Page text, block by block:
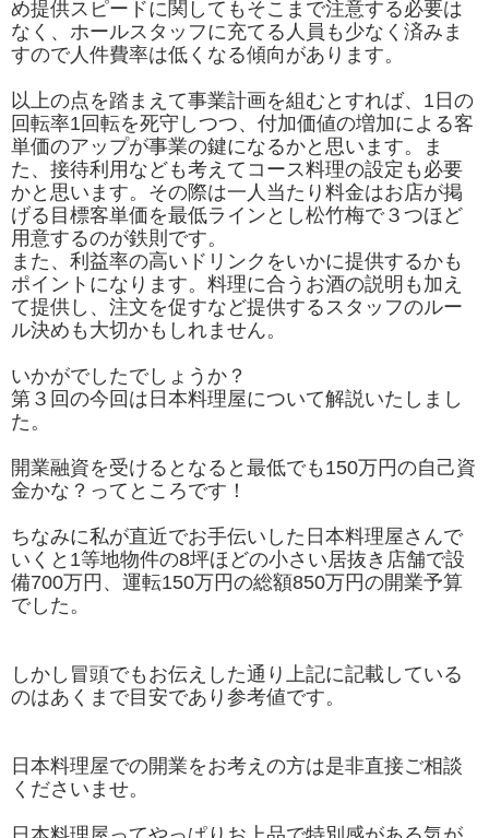
め提供スピードに関してもそこまで注意する必要は
なく、ホールスタッフに充てる人員も少なく済みま
すので人件費率は低くなる傾向があります。
以上の点を踏まえて事業計画を組むとすれば、1日の
回転率1回転を死守しつつ、付加価値の増加による客
単価のアップが事業の鍵になるかと思います。ま
た、接待利用なども考えてコース料理の設定も必要
かと思います。その際は一人当たり料金はお店が掲
げる目標客単価を最低ラインとし松竹梅で３つほど
用意するのが鉄則です。
また、利益率の高いドリンクをいかに提供するかも
ポイントになります。料理に合うお酒の説明も加え
て提供し、注文を促すなど提供するスタッフのルー
ル決めも大切かもしれません。
いかがでしたでしょうか？
第３回の今回は日本料理屋について解説いたしまし
た。
開業融資を受けるとなると最低でも150万円の自己資
金かな？ってところです！
ちなみに私が直近でお手伝いした日本料理屋さんで
いくと1等地物件の8坪ほどの小さい居抜き店舗で設
備700万円、運転150万円の総額850万円の開業予算
でした。
しかし冒頭でもお伝えした通り上記に記載している
のはあくまで目安であり参考値です。
日本料理屋での開業をお考えの方は是非直接ご相談
くださいませ。